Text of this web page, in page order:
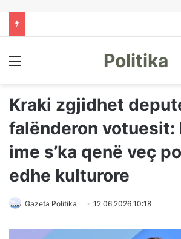
Menu Politika
Kraki zgjidhet
falënderon votuesit:
ime s’ka qenë veç
edhe kulturore
Gazeta Politika 12.06.2026 10:18